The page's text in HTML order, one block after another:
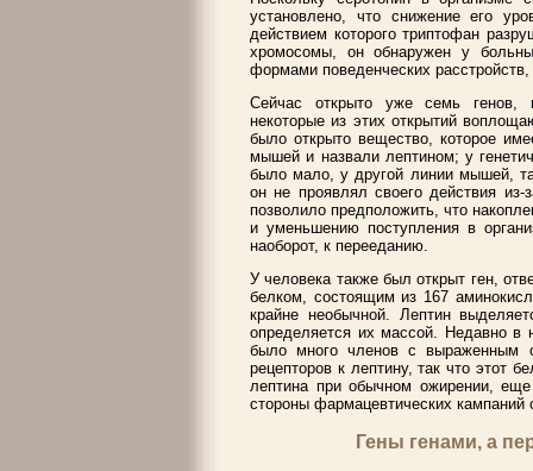
установлено, что снижение его
действием которого триптофан
хромосомы, он обнаружен у
формами поведенческих
Сейчас открыто уже семь генов,
некоторые из этих открытий
было открыто вещество, которое
мышей и назвали лептином; у
было мало, у другой линии мышей,
он не проявлял своего действия
позволило предположить, что
и уменьшению поступления в
наоборот, к перееданию.
У человека также был открыт ген,
белком, состоящим из 167
крайне необычной. Лептин
определяется их массой. Недавно в
было много членов с выраженным
рецепторов к лептину, так что этот
лептина при обычном ожирении,
стороны фармацевтических кампаний
Гены генами, а